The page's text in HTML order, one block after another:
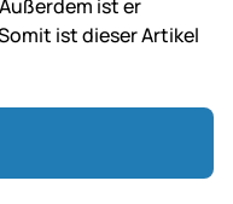
ist er
ist dieser Artikel